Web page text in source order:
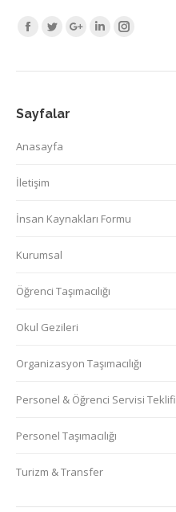
Find us on:
LinkedinInstagram
Sayfalar
Anasayfa
İletişim
İnsan Kaynakları Formu
Kurumsal
Öğrenci Taşımacılığı
Okul Gezileri
Organizasyon Taşımacılığı
Personel & Öğrenci Servisi Teklifi
Personel Taşımacılığı
Turizm & Transfer